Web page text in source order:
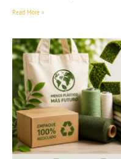
Read More »